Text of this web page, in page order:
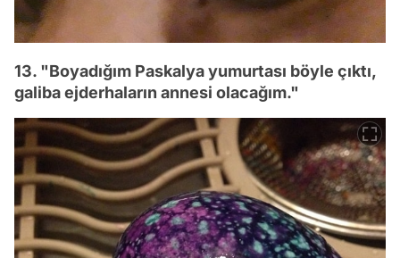
13. "Boyadığım Paskalya yumurtası böyle çıktı,
galiba ejderhaların annesi olacağım."